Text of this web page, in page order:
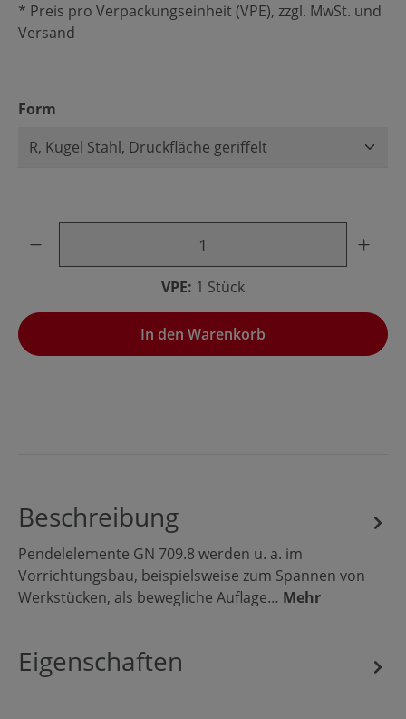
* Preis pro Verpackungseinheit (VPE), zzgl. MwSt. und
Versand
Form
VPE: 1 Stück
In den Warenkorb
Beschreibung
Pendelelemente GN 709.8 werden u. a. im
Vorrichtungsbau, beispielsweise zum Spannen von
Werkstücken, als bewegliche Auflage… Mehr
Eigenschaften